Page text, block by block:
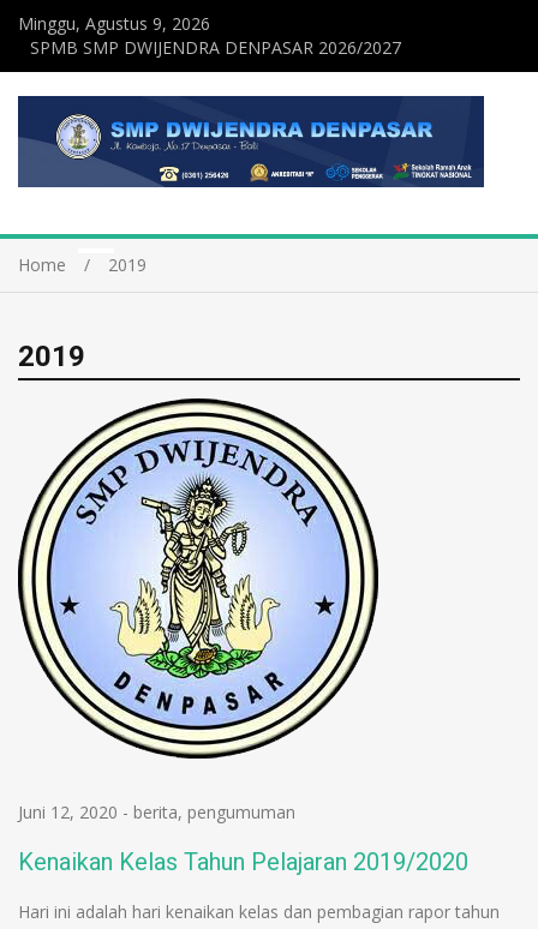
Minggu, Agustus 9, 2026
SPMB SMP DWIJENDRA DENPASAR 2026/2027
Home 2019
2019
Juni 12, 2020 - berita, pengumuman
Kenaikan Kelas Tahun Pelajaran 2019/2020
Hari ini adalah hari kenaikan kelas dan pembagian rapor tahun